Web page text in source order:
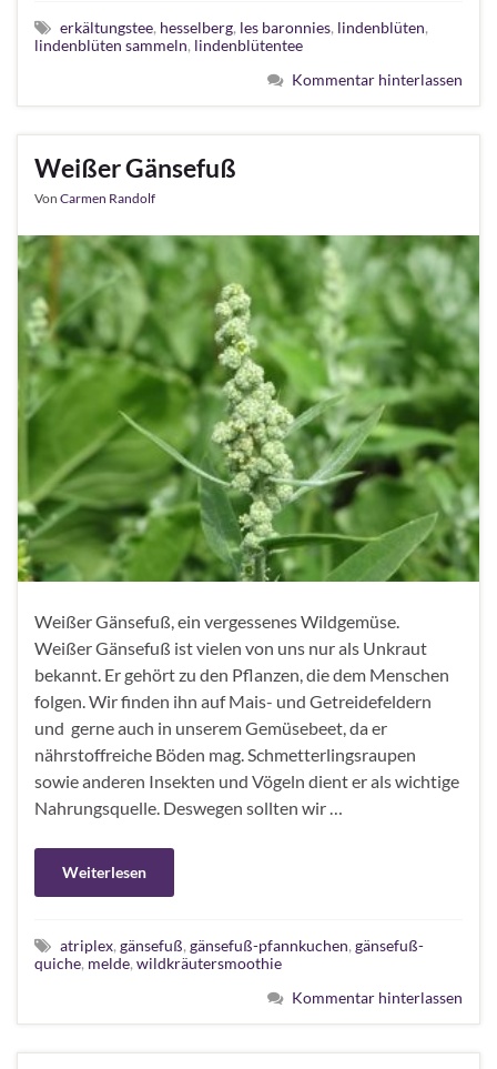
erkältungstee, hesselberg, les baronnies, lindenblüten,
lindenblüten sammeln, lindenblütentee
Kommentar hinterlassen
Weißer Gänsefuß
Von Carmen Randolf
Weißer Gänsefuß, ein vergessenes Wildgemüse.
Weißer Gänsefuß ist vielen von uns nur als Unkraut
bekannt. Er gehört zu den Pflanzen, die dem Menschen
folgen. Wir finden ihn auf Mais- und Getreidefeldern
und gerne auch in unserem Gemüsebeet, da er
nährstoffreiche Böden mag. Schmetterlingsraupen
sowie anderen Insekten und Vögeln dient er als wichtige
Nahrungsquelle. Deswegen sollten wir …
Weiterlesen
atriplex, gänsefuß, gänsefuß-pfannkuchen, gänsefuß-
quiche, melde, wildkräutersmoothie
Kommentar hinterlassen